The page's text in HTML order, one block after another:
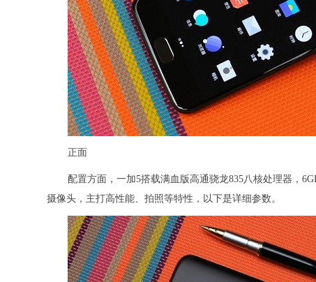
正面
配置方面，一加5搭载满血版高通骁龙835八核处理器，
摄像头，主打高性能、拍照等特性，以下是详细参数。